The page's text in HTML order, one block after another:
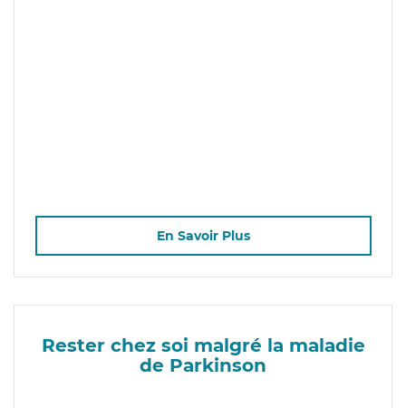
En Savoir Plus
Rester chez soi malgré la maladie
de Parkinson